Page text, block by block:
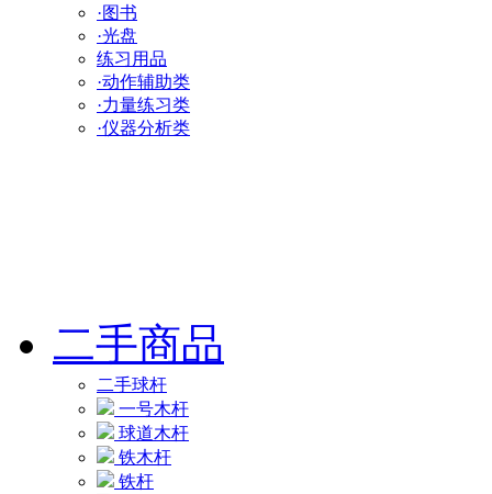
·图书
·光盘
练习用品
·动作辅助类
·力量练习类
·仪器分析类
二手商品
二手球杆
一号木杆
球道木杆
铁木杆
铁杆